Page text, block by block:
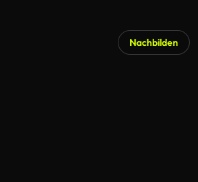
Nachbilden